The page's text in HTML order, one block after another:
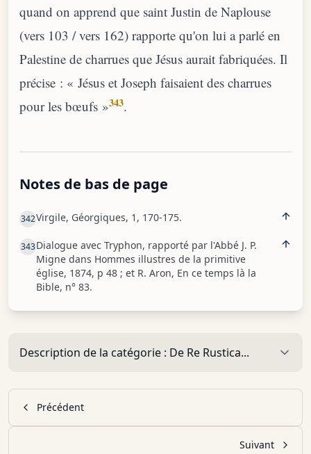
quand on apprend que saint Justin de Naplouse
(vers 103 / vers 162) rapporte qu'on lui a parlé en
Palestine de charrues que Jésus aurait fabriquées. Il
précise : « Jésus et Joseph faisaient des charrues
pour les bœufs »343.
Notes de bas de page
342Virgile, Géorgiques, 1, 170-175.
343Dialogue avec Tryphon, rapporté par l'Abbé J. P.
Migne dans Hommes illustres de la primitive
église, 1874, p 48 ; et R. Aron, En ce temps là la
Bible, n° 83.
Description de la catégorie : De Re Rustica...
Précédent
Suivant